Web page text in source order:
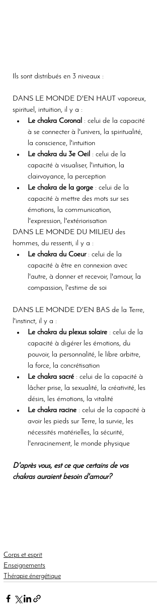
Ils sont distribués en 3 niveaux :
DANS LE MONDE D'EN HAUT vaporeux,
spirituel, intuition, il y a :
Le chakra Coronal : celui de la capacité
à se connecter à l'univers, la spiritualité,
la conscience, l'intuition
Le chakra du 3e Oeil : celui de la
capacité à visualiser, l'intuition, la
clairvoyance, la perception
Le chakra de la gorge : celui de la
capacité à mettre des mots sur ses
émotions, la communication,
l'expression, l'extériorisation
DANS LE MONDE DU MILIEU des
hommes, du ressenti, il y a :
Le chakra du Coeur : celui de la
capacité à être en connexion avec
l'autre, à donner et recevoir, l'amour, la
compassion, l'estime de soi
DANS LE MONDE D'EN BAS de la Terre,
l'instinct, il y a :
Le chakra du plexus solaire : celui de la
capacité à digérer les émotions, du
pouvoir, la personnalité, le libre arbitre,
la force, la concrétisation
Le chakra sacré : celui de la capacité à
lâcher prise, la sexualité, la créativité, les
désirs, les émotions, la vitalité
Le chakra racine : celui de la capacité à
avoir les pieds sur Terre, la survie, les
nécessités matérielles, la sécurité,
l'enracinement, le monde physique
D'après vous, est ce que certains de vos
chakras auraient besoin d'amour?
Corps et esprit
Enseignements
Thérapie énergétique